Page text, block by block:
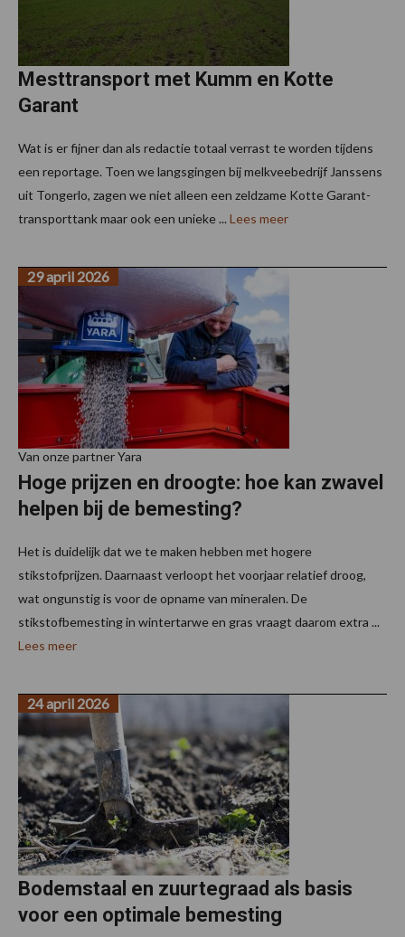
Mesttransport met Kumm en Kotte
Garant
Wat is er fijner dan als redactie totaal verrast te worden tijdens
een reportage. Toen we langsgingen bij melkveebedrijf Janssens
uit Tongerlo, zagen we niet alleen een zeldzame Kotte Garant-
transporttank maar ook een unieke ... Lees meer
Van onze partner Yara
Hoge prijzen en droogte: hoe kan zwavel
helpen bij de bemesting?
29 april 2026
Het is duidelijk dat we te maken hebben met hogere
stikstofprijzen. Daarnaast verloopt het voorjaar relatief droog,
wat ongunstig is voor de opname van mineralen. De
stikstofbemesting in wintertarwe en gras vraagt daarom extra ...
Lees meer
Bodemstaal en zuurtegraad als basis
voor een optimale bemesting
24 april 2026